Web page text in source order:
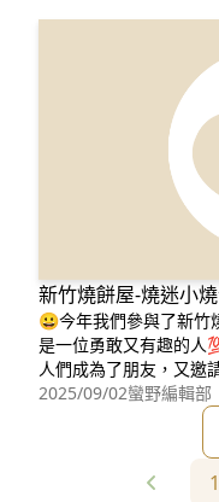
新竹燒餅屋-燒迷小
😀今年我們參與了新竹
是一位勇敢又有趣的人
人們成為了朋友，又邀
興經濟🚂🛤️🐋對鯨豚保
豚保育的團體登上列車
年媽祖魚上車宣導後，
解他們的生存困境，所
著60隻台灣白海豚游過
2025/09/02蠻野編輯部
1